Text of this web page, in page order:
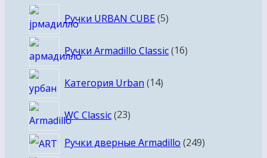
товаров
Ручки URBAN CUBE 55
Ручки Armadillo Classic 1616
Категория Urban 1414
WC Classic 2323
Ручки дверные Armadillo 249249